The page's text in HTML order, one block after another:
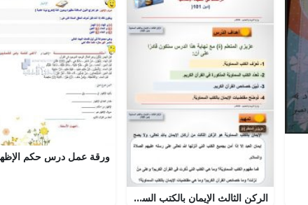
الركن الثالث الإيمان بالكتب السماوية مقرر دين 101